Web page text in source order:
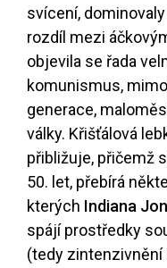
svícení,
rozdíl mezi
objevila se řada
komunismus,
generace,
války. Křišťálová
přibližuje, přičemž
50. let, přebírá
kterých Indiana
spájí prostředky
(tedy